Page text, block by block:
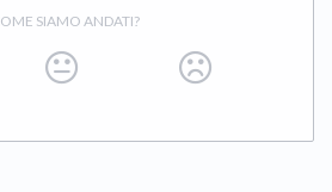
SIAMO ANDATI?